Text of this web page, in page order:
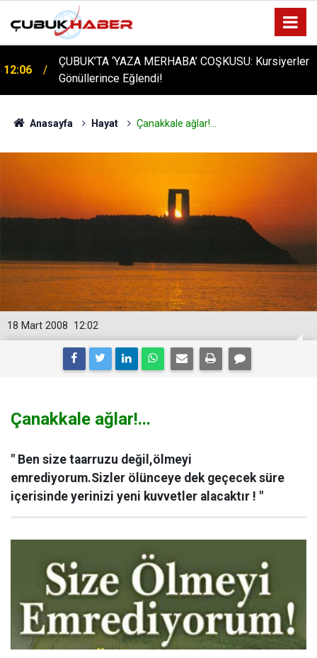
12:06
ÇUBUK’TA ‘YAZA MERHABA’ COŞKUSU: Kursiyerler
Gönüllerince Eğlendi!
Anasayfa Hayat Çanakkale ağlar!...
12:02
18 Mart 2008
Çanakkale ağlar!...
" Ben size taarruzu değil,ölmeyi
emrediyorum.Sizler ölünceye dek geçecek süre
içerisinde yerinizi yeni kuvvetler alacaktır ! "